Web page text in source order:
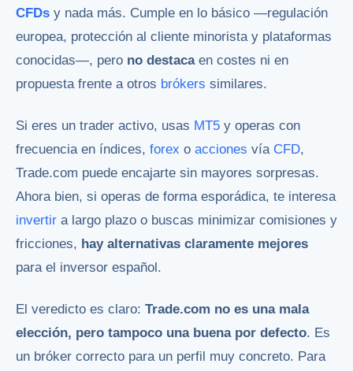
CFDs y nada más. Cumple en lo básico —regulación
europea, protección al cliente minorista y plataformas
conocidas—, pero no destacaen costes ni en
propuesta frente a otros brókers similares.
Si eres un trader activo, usas MT5 y operas con
frecuencia en índices, forex o acciones vía CFD,
Trade.com puede encajarte sin mayores sorpresas.
Ahora bien, si operas de forma esporádica, te interesa
invertir a largo plazo o buscas minimizar comisiones y
fricciones, hay alternativas claramente mejores
para el inversor español.
El veredicto es claro: Trade.com no es una mala
elección, pero tampoco una buena por defecto. Es
un bróker correcto para un perfil muy concreto. Para